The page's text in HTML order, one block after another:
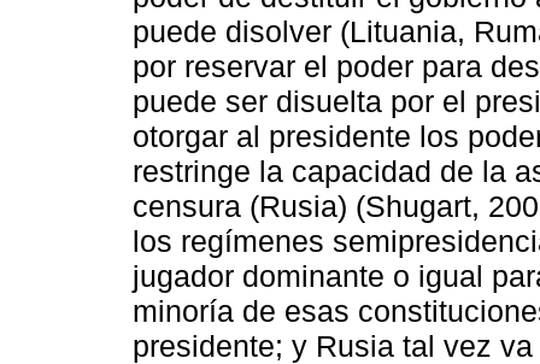
puede disolver (Lituania,
por reservar el poder para
puede ser disuelta por el
otorgar al presidente los
restringe la capacidad de la
censura (Rusia) (Shugart,
los regímenes
jugador dominante o igual
minoría de esas
presidente; y Rusia tal vez